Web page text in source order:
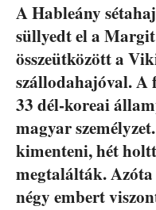
A Hableány
süllyedt el a
összeütközött a
szállodahajóval. A
33 dél-koreai
magyar
kimenteni, hét
megtalálták.
négy embert